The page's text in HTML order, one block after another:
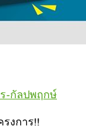
-กัลปพฤกษ์
งการ!!